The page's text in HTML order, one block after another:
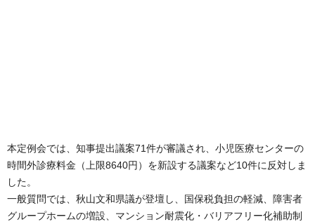
本定例会では、知事提出議案71件が審議され、小児医療センターの
時間外診療料金（上限8640円）を新設する議案など10件に反対しま
した。
一般質問では、秋山文和県議が登壇し、国保税負担の軽減、障害者
グループホームの増設、マンション耐震化・バリアフリー化補助制